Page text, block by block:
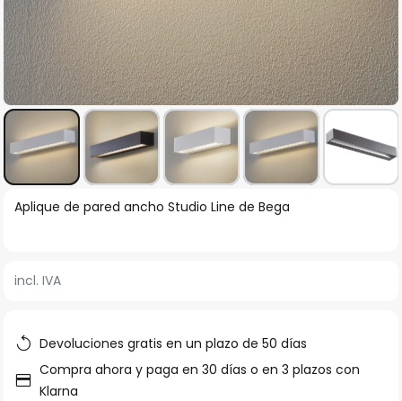
Saltar
la
imágenes
Aplique de pared ancho Studio Line de Bega
incl. IVA
Devoluciones gratis en un plazo de 50 días
Compra ahora y paga en 30 días o en 3 plazos con
Klarna